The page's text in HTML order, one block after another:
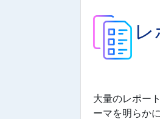
大量のレポー
ーマを明らか